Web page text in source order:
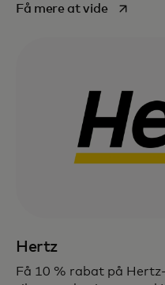
Få mere at videopens in
Hertz
Få 10 % rabat på